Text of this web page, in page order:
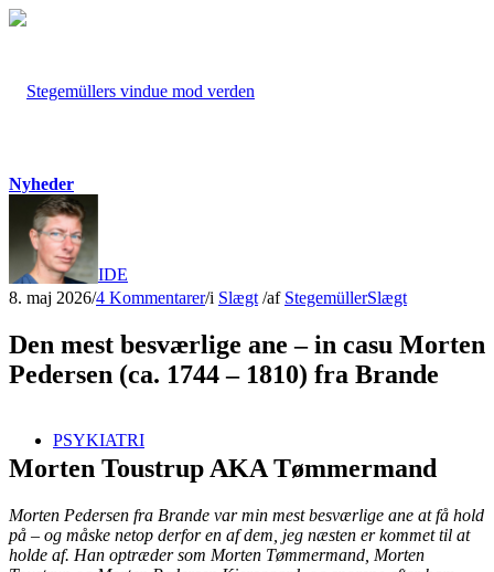
FORSIDE
PSYKIATRI
Nyheder
8. maj 2026/4 Kommentarer/i Slægt /af StegemüllerSlægt
Den mest besværlige ane – in casu Morten
Pedersen (ca. 1744 – 1810) fra Brande
Morten Toustrup AKA Tømmermand
Morten Pedersen fra Brande var min mest besværlige ane at få hold
på – og måske netop derfor en af dem, jeg næsten er kommet til at
holde af. Han optræder som Morten Tømmermand, Morten